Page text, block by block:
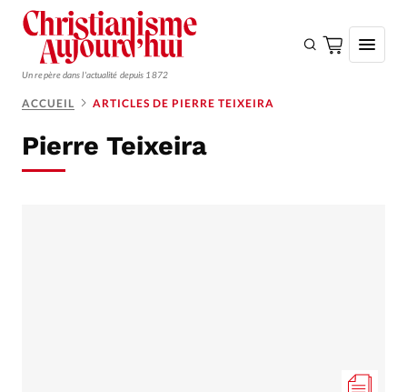
Un repère dans l'actualité depuis 1872
Monde
ACCUEIL ARTICLES DE PIERRE TEIXEIRA
Pierre Teixeira